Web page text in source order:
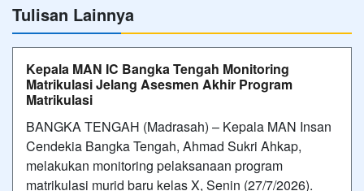
Tulisan Lainnya
Kepala MAN IC Bangka Tengah Monitoring
Matrikulasi Jelang Asesmen Akhir Program
Matrikulasi
BANGKA TENGAH (Madrasah) – Kepala MAN Insan
Cendekia Bangka Tengah, Ahmad Sukri Ahkap,
melakukan monitoring pelaksanaan program
matrikulasi murid baru kelas X, Senin (27/7/2026).